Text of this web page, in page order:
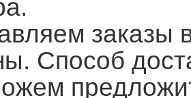
заказы
Способ